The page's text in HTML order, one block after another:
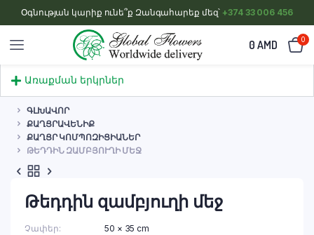
Օգնության կարիք ունե՞ք Զանգահարեք մեզ՝ +374 33 006 456
0 AMD 0
Առաքման երկրներ
ԳԼԽԱՎՈՐ
ՔԱՂՑՐԱՎԵՆԻՔ
ՔԱՂՑՐ ԿՈՄՊՈԶԻՑԻԱՆԵՐ
ԹԵԴԴԻՆ ԶԱՄԲՅՈՒՂԻ ՄԵՋ
Թեդդին զամբյուղի մեջ
Չափեր
50 × 35 cm